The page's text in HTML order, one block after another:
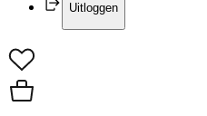
Uitloggen